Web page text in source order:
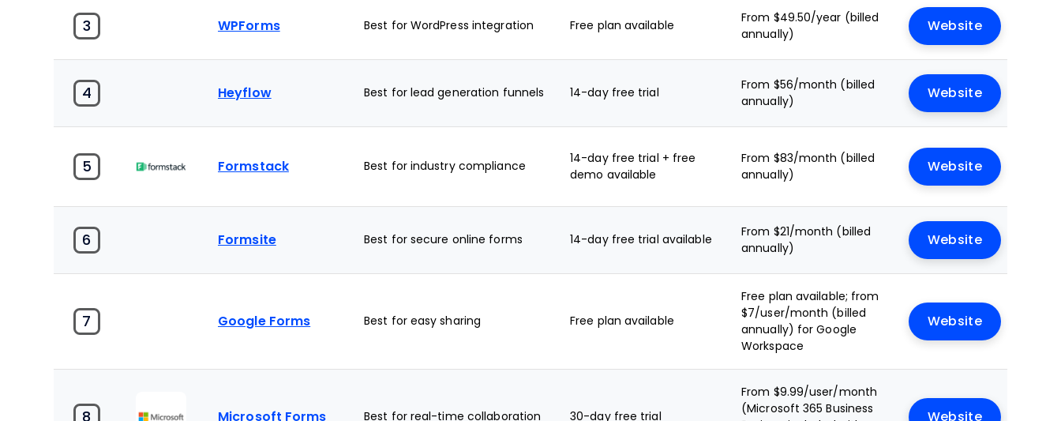
3 WPForms Best for WordPress integration Free plan available
From $49.50/year (billed
annually)
Website
4 Heyflow Best for lead generation funnels 14-day free trial
From $56/month (billed
annually)
Website
5 Formstack Best for industry compliance
14-day free trial + free
demo available
From $83/month (billed
annually)
Website
6 Formsite Best for secure online forms 14-day free trial available
From $21/month (billed
annually)
Website
7 Google Forms Best for easy sharing Free plan available
Free plan available; from
$7/user/month (billed
annually) for Google
Workspace
Website
8 Microsoft Forms Best for real-time collaboration 30-day free trial
From $9.99/user/month
(Microsoft 365 Business
Website